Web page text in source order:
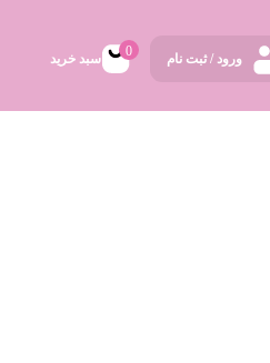
ورود / ثبت نام 0 سبد خرید